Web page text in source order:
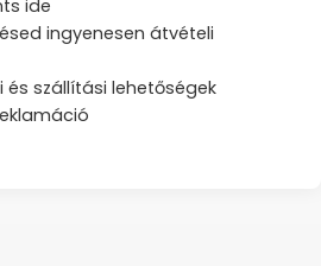
ide
ingyenesen átvételi
és szállítási lehetőségek